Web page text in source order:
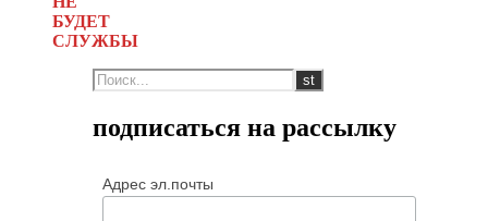
БУДЕТ
СЛУЖБЫ
подписаться на рассылку
Адрес эл.почты